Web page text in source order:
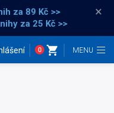
za 89 Kč >>
za 25 Kč >>
×
0